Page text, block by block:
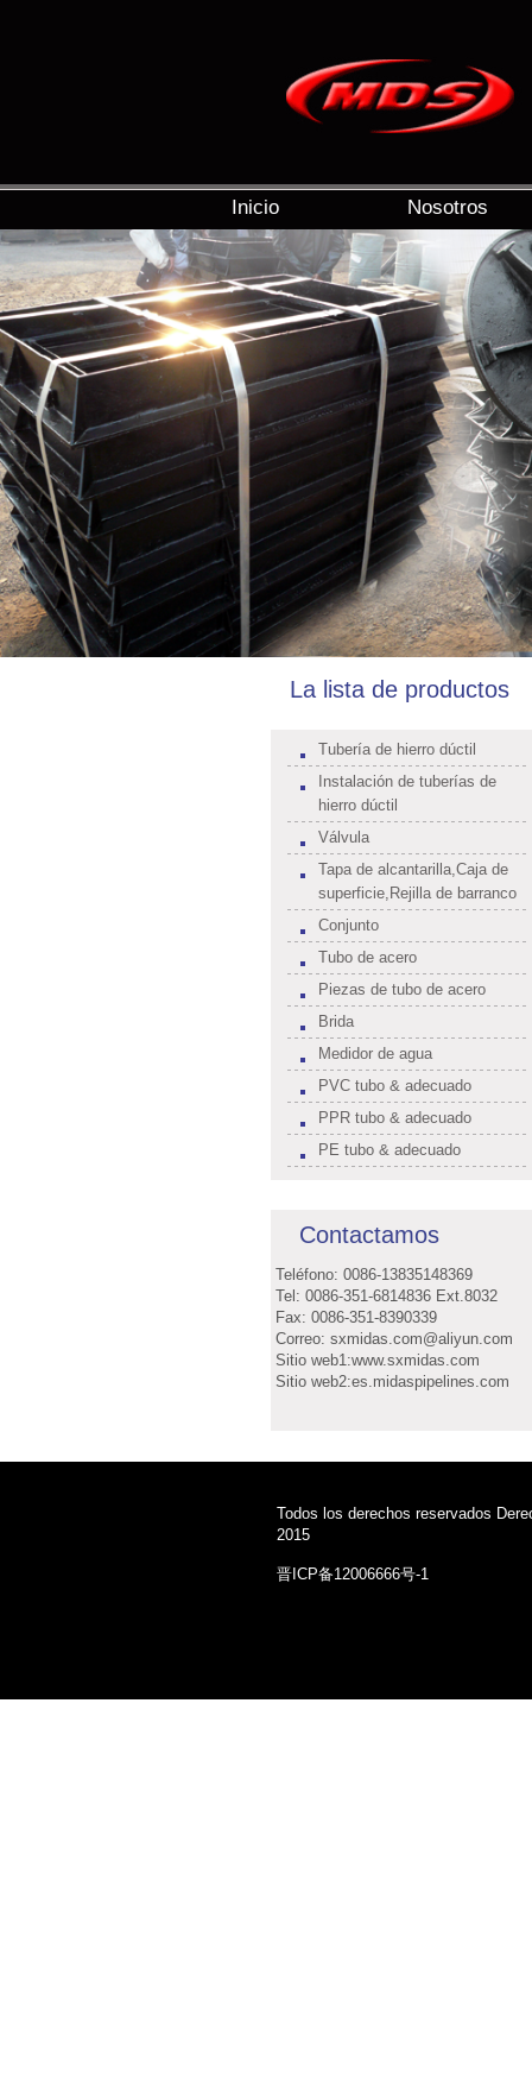
Inicio Nosotros
La lista de productos
Tubería de hierro dúctil
Instalación de tuberías de
hierro dúctil
Válvula
Tapa de alcantarilla,Caja de
superficie,Rejilla de barranco
Conjunto
Tubo de acero
Piezas de tubo de acero
Brida
Medidor de agua
PVC tubo & adecuado
PPR tubo & adecuado
PE tubo & adecuado
Contactamos
Teléfono: 0086-13835148369
Tel: 0086-351-6814836 Ext.8032
Fax: 0086-351-8390339
Correo: sxmidas.com@aliyun.com
Sitio web1:www.sxmidas.com
Sitio web2:es.midaspipelines.com
Todos los derechos reservados
2015
晋ICP备12006666号-1